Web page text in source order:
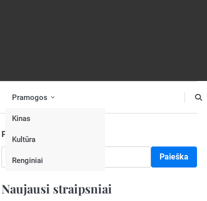
Pramogos
Kinas
Kultūra
Renginiai
Paieška
Paieška
Naujausi straipsniai